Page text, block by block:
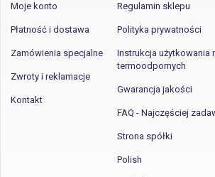
Moje konto
Płatność i dostawa
Zamówienia specjalne
Zwroty i reklamacje
Kontakt
Regulamin sklepu
Polityka prywatności
Instrukcja użytkowania
termoodpornych
Gwarancja jakości
FAQ - Najczęściej
Strona spółki
Polish